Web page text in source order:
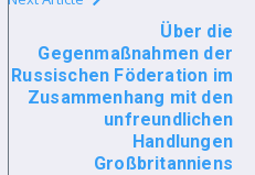
Über die
Gegenmaßnahmen der
Russischen Föderation im
Zusammenhang mit den
unfreundlichen
Handlungen
Großbritanniens